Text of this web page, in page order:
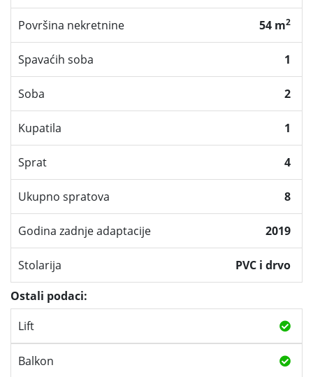
Površina nekretnine 54 m2
Spavaćih soba 1
Soba 2
Kupatila 1
Sprat 4
Ukupno spratova 8
Godina zadnje adaptacije 2019
Stolarija
PVC i drvo
Ostali podaci:
Lift
Balkon